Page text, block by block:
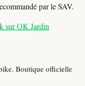
par le SAV.
sur OK Jardin
Boutique officielle